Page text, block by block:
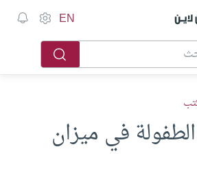
لاين EN
في ميزان